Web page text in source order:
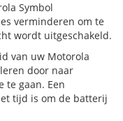
Symbol
verminderen om te
wordt uitgeschakeld.
van uw Motorola
door naar
te gaan. Een
tijd is om de batterij